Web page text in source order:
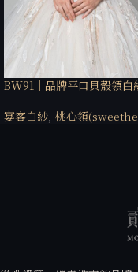
BW91｜品牌平口貝殼領白
宴客白紗, 桃心領